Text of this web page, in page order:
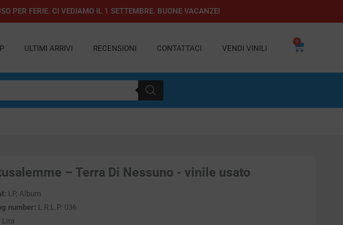
PER FERIE. CI VEDIAMO IL 1 SETTEMBRE. BUONE VACANZE!
ULTIMI ARRIVI RECENSIONI CONTATTACI VENDI VINILI
0
Carrello
– Terra Di Nessuno - vinile usato
LP, Album
number: L.R.L.P. 036
Lira